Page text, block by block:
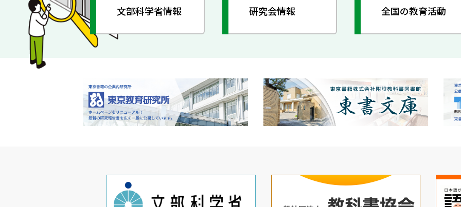
文部科学省情報 研究会情報 全国の教育活動